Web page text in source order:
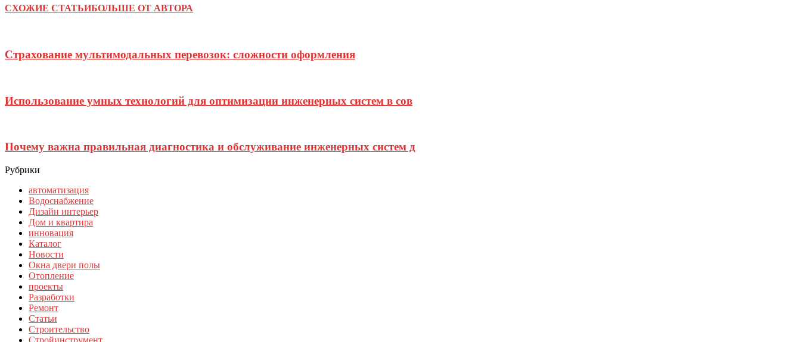
СХОЖИЕ СТАТЬИБОЛЬШЕ ОТ АВТОРА
Страхование мультимодальных перевозок: сложности оформления
Использование умных технологий для оптимизации инженерных систем в сов
Почему важна правильная диагностика и обслуживание инженерных систем д
Рубрики
автоматизация
Водоснабжение
Дизайн интерьер
Дом и квартира
инновация
Каталог
Новости
Окна двери полы
Отопление
проекты
Разработки
Ремонт
Статьи
Строительство
Стройинструмент